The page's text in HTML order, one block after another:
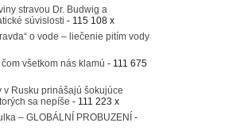
stravou Dr. Budwig a
súvislosti - 115 108 x
o vode – liečenie pitím vody
všetkom nás klamú - 111 675
v Rusku prinášajú šokujúce
sa nepíše - 111 223 x
– GLOBÁLNÍ PROBUZENÍ -